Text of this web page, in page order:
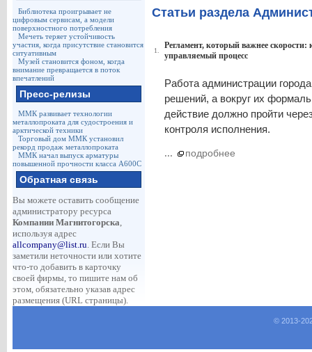
Библиотека проигрывает не
цифровым сервисам, а модели
поверхностного потребления
Мечеть теряет устойчивость
участия, когда присутствие становится
ситуативным
Музей становится фоном, когда
внимание превращается в поток
впечатлений
Пресс-релизы
ММК развивает технологии
металлопроката для судостроения и
арктической техники
Торговый дом ММК установил
рекорд продаж металлопроката
ММК начал выпуск арматуры
повышенной прочности класса А600С
Обратная связь
Вы можете оставить сообщение
администратору ресурса
Компании Магнитогорска,
используя адрес
allcompany@list.ru. Если Вы
заметили неточности или хотите
что-то добавить в карточку
своей фирмы, то пишите нам об
этом, обязательно указав адрес
размещения (URL страницы).
Статьи раздела
1.
Регламент, который важнее
управляемый процесс
Работа администрации
решений, а вокруг их
действие должно пройти
контроля исполнения.
... подробнее
© 2013-